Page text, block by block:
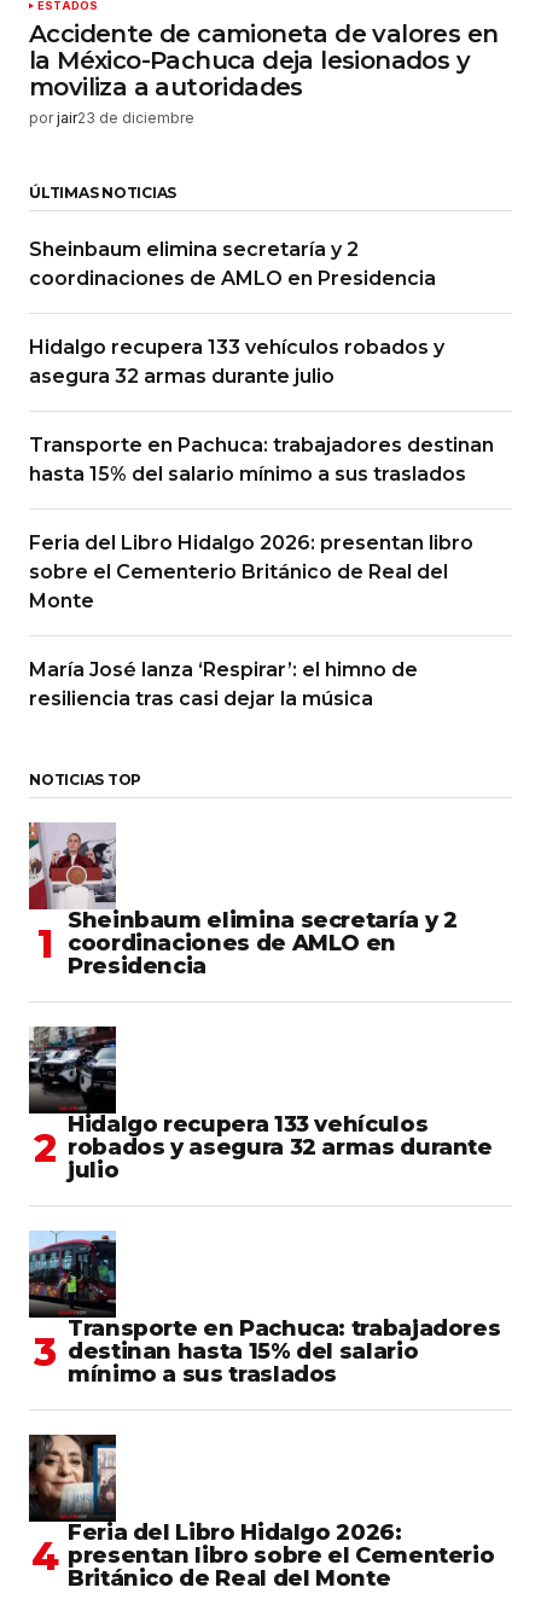
ESTADOS
Accidente de camioneta de valores en
la México-Pachuca deja lesionados y
moviliza a autoridades
por jair23 de diciembre
ÚLTIMAS NOTICIAS
Sheinbaum elimina secretaría y 2
coordinaciones de AMLO en Presidencia
Hidalgo recupera 133 vehículos robados y
asegura 32 armas durante julio
Transporte en Pachuca: trabajadores destinan
hasta 15% del salario mínimo a sus traslados
Feria del Libro Hidalgo 2026: presentan libro
sobre el Cementerio Británico de Real del
Monte
María José lanza ‘Respirar’: el himno de
resiliencia tras casi dejar la música
NOTICIAS TOP
Sheinbaum elimina secretaría y 2
coordinaciones de AMLO en
Presidencia
Hidalgo recupera 133 vehículos
robados y asegura 32 armas durante
julio
Transporte en Pachuca: trabajadores
destinan hasta 15% del salario
mínimo a sus traslados
Feria del Libro Hidalgo 2026:
presentan libro sobre el Cementerio
Británico de Real del Monte